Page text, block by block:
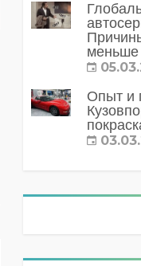
меньше
Опыт и